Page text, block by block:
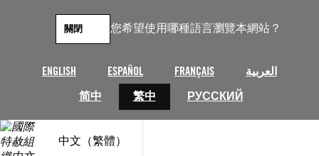
您希望使用哪種語言瀏覽本網站？
ENGLISH ESPAÑOL FRANÇAIS
العربية
简中
繁中 РУССКИЙ
關閉
中文（繁體）